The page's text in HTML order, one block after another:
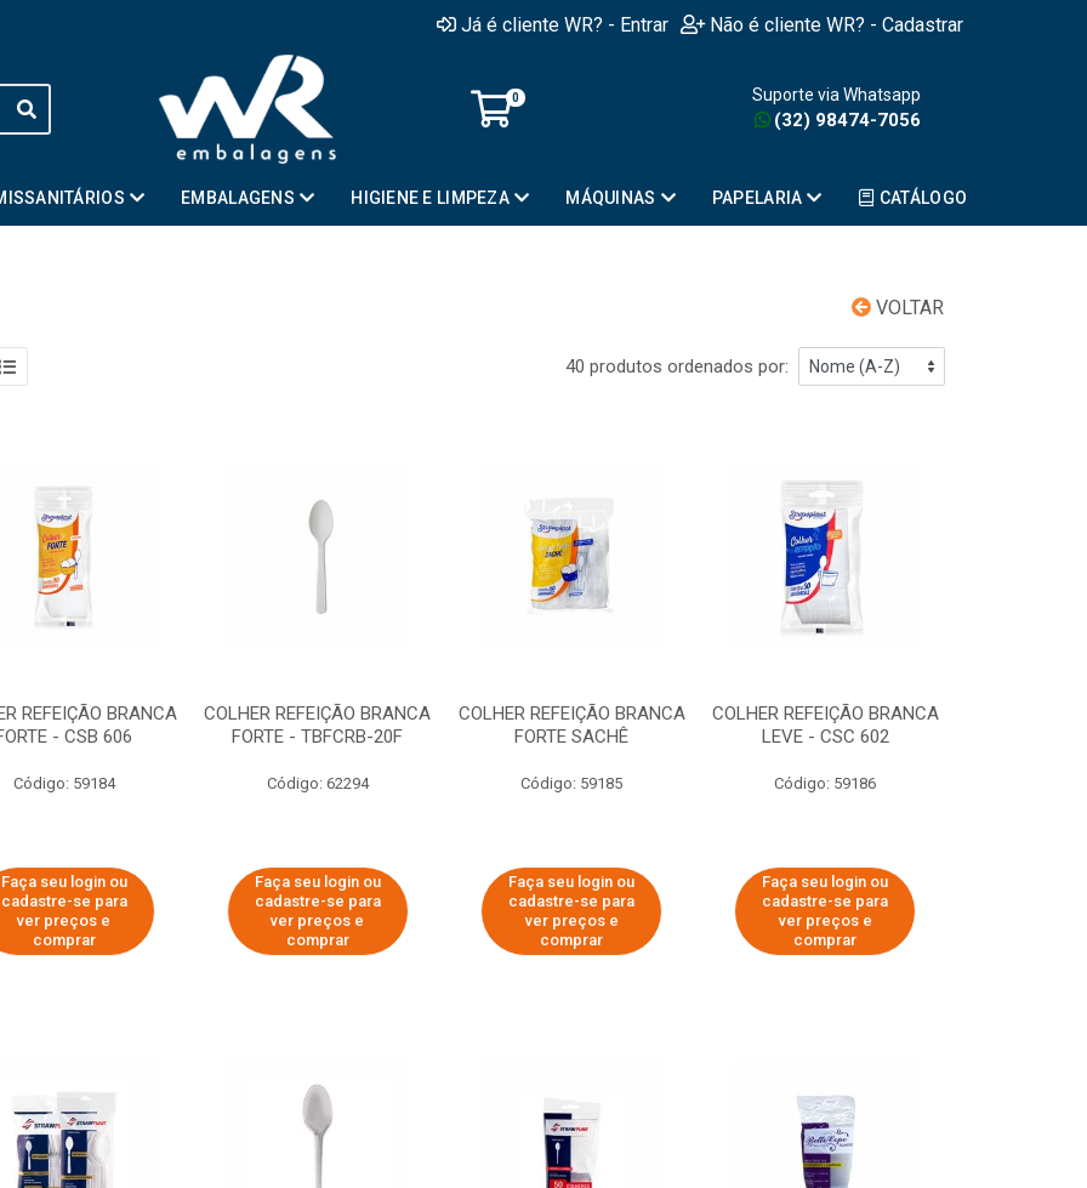
Já é cliente WR? - Entrar Não é cliente WR? - Cadastrar
0 Suporte via Whatsapp
(32) 98474-7056
EMBALAGENS HIGIENE E LIMPEZA MÁQUINAS PAPELARIA CATÁLOGO
VOLTAR
40 produtos ordenados por:
REFEIÇÃO BRANCA
- CSB 606
Código: 59184
Faça seu login ou
cadastre-se para
ver preços e
comprar
COLHER REFEIÇÃO BRANCA
FORTE - TBFCRB-20F
Código: 62294
Faça seu login ou
cadastre-se para
ver preços e
comprar
COLHER REFEIÇÃO BRANCA
FORTE SACHÊ
Código: 59185
Faça seu login ou
cadastre-se para
ver preços e
comprar
COLHER REFEIÇÃO BRANCA
LEVE - CSC 602
Código: 59186
Faça seu login ou
cadastre-se para
ver preços e
comprar